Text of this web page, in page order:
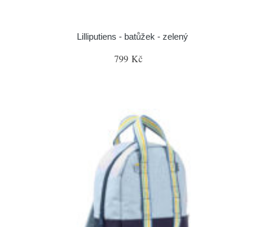
Lilliputiens - batůžek - zelený
799 Kč